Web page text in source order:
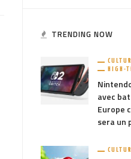
TRENDING NOW
HIGH-
avec
Europe
sera un